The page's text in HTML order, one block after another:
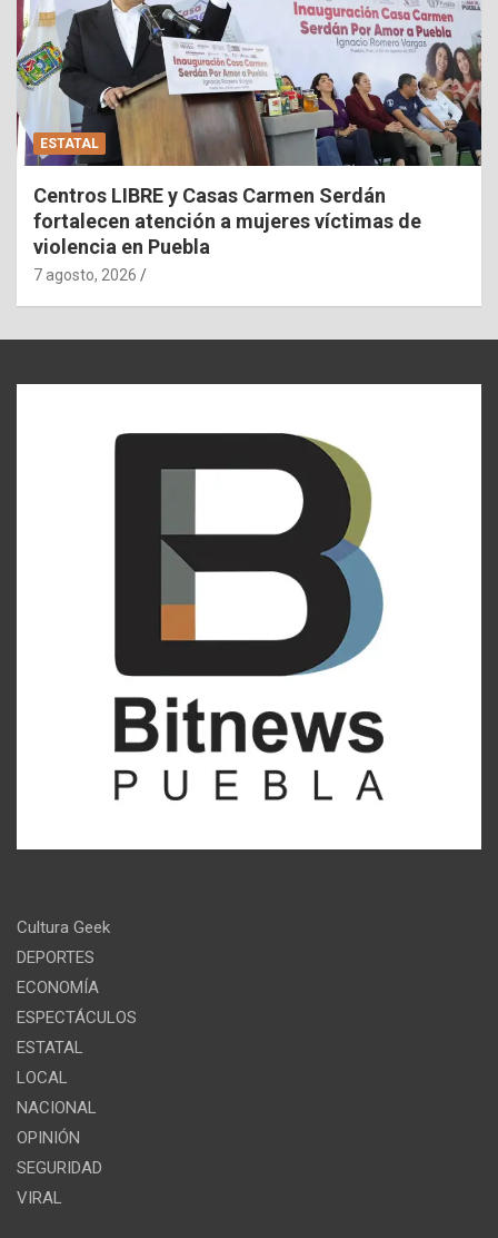
ESTATAL
Centros LIBRE y Casas Carmen Serdán
fortalecen atención a mujeres víctimas de
violencia en Puebla
7 agosto, 2026
Cultura Geek
DEPORTES
ECONOMÍA
ESPECTÁCULOS
ESTATAL
LOCAL
NACIONAL
OPINIÓN
SEGURIDAD
VIRAL